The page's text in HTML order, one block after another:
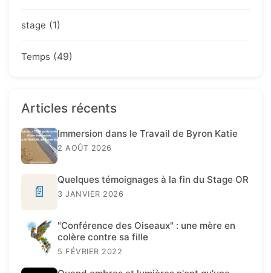
stage (1)
Temps (49)
Articles récents
Immersion dans le Travail de Byron Katie
2 AOÛT 2026
📄
Quelques témoignages à la fin du Stage OR
3 JANVIER 2026
"Conférence des Oiseaux" : une mère en
colère contre sa fille
5 FÉVRIER 2022